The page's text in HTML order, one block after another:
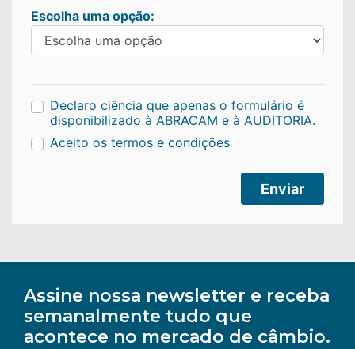
Escolha uma opção:
Declaro ciência que apenas o formulário é
disponibilizado à ABRACAM e à AUDITORIA.
Aceito os termos e condições
Enviar
Assine nossa newsletter e receba
semanalmente tudo que
acontece no mercado de câmbio.